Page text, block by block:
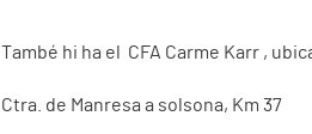
També hi ha el CFA Carme Karr ,
Ctra. de Manresa a solsona, Km 37